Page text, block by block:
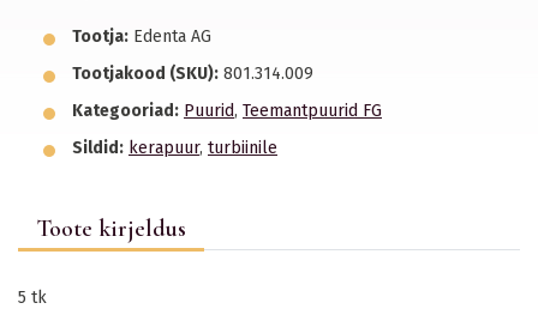
Tootja: Edenta AG
Tootjakood (SKU): 801.314.009
Kategooriad: Puurid, Teemantpuurid FG
Sildid: kerapuur, turbiinile
Toote kirjeldus
5 tk